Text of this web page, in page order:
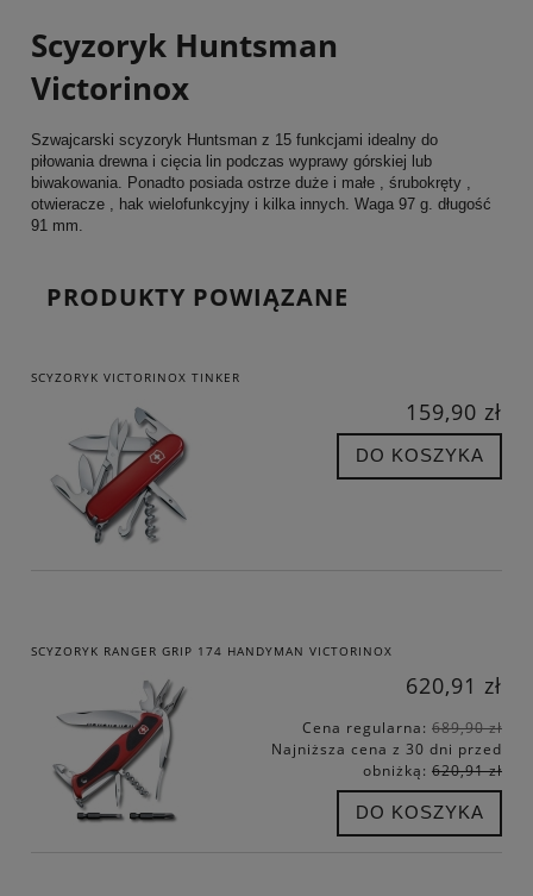
Scyzoryk Huntsman
Victorinox
Szwajcarski scyzoryk Huntsman z 15 funkcjami idealny do
piłowania drewna i cięcia lin podczas wyprawy górskiej lub
biwakowania. Ponadto posiada ostrze duże i małe , śrubokręty ,
otwieracze , hak wielofunkcyjny i kilka innych. Waga 97 g. długość
91 mm.
PRODUKTY POWIĄZANE
SCYZORYK VICTORINOX TINKER
159,90 zł
DO KOSZYKA
SCYZORYK RANGER GRIP 174 HANDYMAN VICTORINOX
620,91 zł
Cena regularna: 689,90 zł
Najniższa cena z 30 dni przed
obniżką: 620,91 zł
DO KOSZYKA